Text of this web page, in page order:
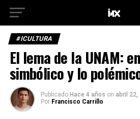
#ICULTURA
El lema de la UNAM:
simbólico y lo
Publicado Hace 4 años on abril 22,
Por Francisco Carrillo